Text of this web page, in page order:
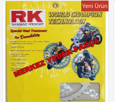
Yeni Ürün